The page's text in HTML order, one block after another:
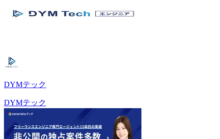
DYMテック
DYMテック